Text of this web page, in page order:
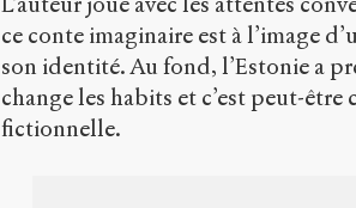
ce conte imaginaire est à l’image
son identité. Au fond, l’Estonie a
change les habits et c’est peut-
fictionnelle.